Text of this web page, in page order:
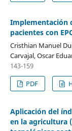
Implementación
pacientes con
Cristhian Manuel
Carvajal, Oscar
143­-159
PDF
Aplicación del
en la agricultura